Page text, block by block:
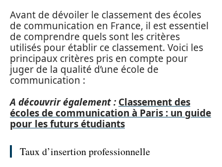
Avant de dévoiler le classement des écoles
de communication en France, il est essentiel
de comprendre quels sont les critères
utilisés pour établir ce classement. Voici les
principaux critères pris en compte pour
juger de la qualité d’une école de
communication :
A découvrir également : Classement des
écoles de communication à Paris : un guide
pour les futurs étudiants
Taux d’insertion professionnelle